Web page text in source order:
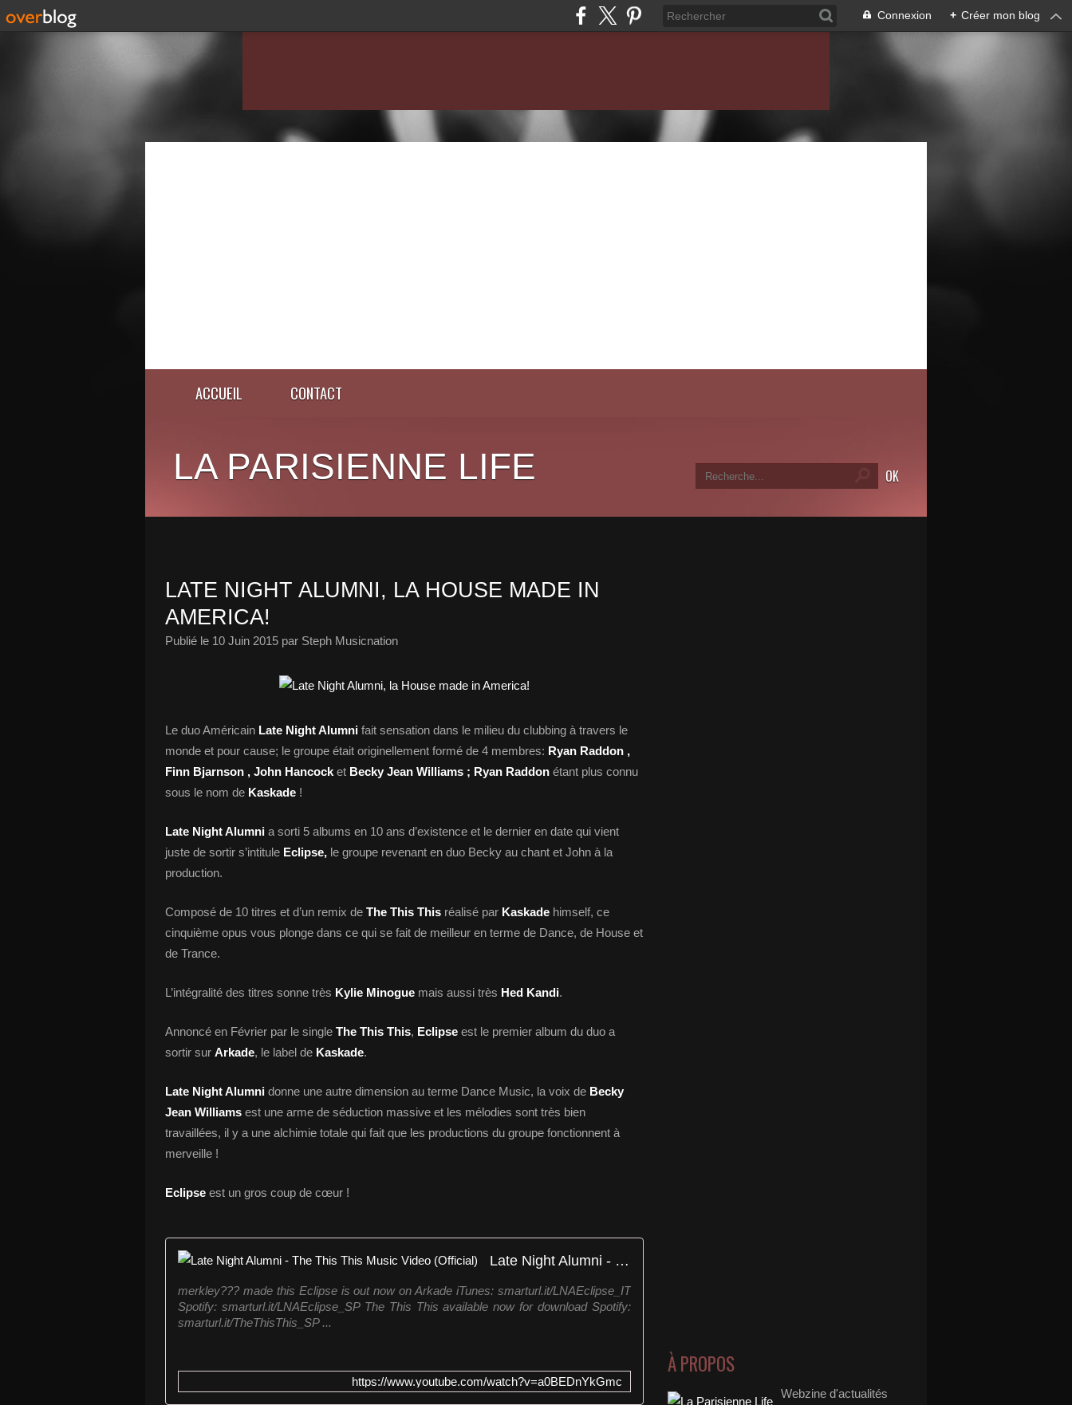
Connexion + Créer mon blog
ACCUEIL CONTACT
LA PARISIENNE LIFE
LATE NIGHT ALUMNI, LA HOUSE MADE IN
AMERICA!
Publié le 10 Juin 2015 par Steph Musicnation
Le duo Américain Late Night Alumni fait sensation dans le milieu du clubbing à travers le
monde et pour cause; le groupe était originellement formé de 4 membres: Ryan Raddon ,
Finn Bjarnson , John Hancock et Becky Jean Williams ; Ryan Raddon étant plus connu
sous le nom de Kaskade !
Late Night Alumni a sorti 5 albums en 10 ans d’existence et le dernier en date qui vient
juste de sortir s’intitule Eclipse, le groupe revenant en duo Becky au chant et John à la
production.
Composé de 10 titres et d’un remix de The This This réalisé par Kaskade himself, ce
cinquième opus vous plonge dans ce qui se fait de meilleur en terme de Dance, de House et
de Trance.
L’intégralité des titres sonne très Kylie Minogue mais aussi très Hed Kandi.
Annoncé en Février par le single The This This, Eclipse est le premier album du duo a
sortir sur Arkade, le label de Kaskade.
Late Night Alumni donne une autre dimension au terme Dance Music, la voix de Becky
Jean Williams est une arme de séduction massive et les mélodies sont très bien
travaillées, il y a une alchimie totale qui fait que les productions du groupe fonctionnent à
merveille !
Eclipse est un gros coup de cœur !
Late Night Alumni - The This This Music Video (Official)
merkley??? made this Eclipse is out now on Arkade iTunes: smarturl.it/LNAEclipse_IT
Spotify: smarturl.it/LNAEclipse_SP The This This available now for download Spotify:
smarturl.it/TheThisThis_SP ...
https://www.youtube.com/watch?v=a0BEDnYkGmc
À PROPOS
Webzine d'actualités